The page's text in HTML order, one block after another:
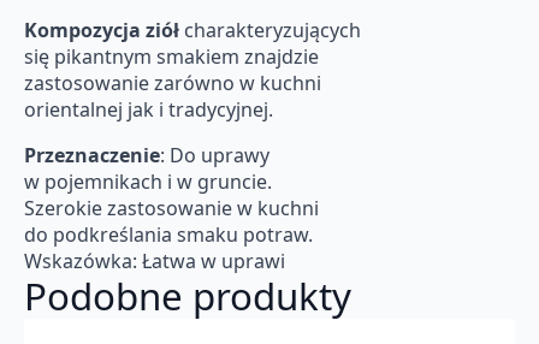
Kompozycja ziół charakteryzujących
się pikantnym smakiem znajdzie
zastosowanie zarówno w kuchni
orientalnej jak i tradycyjnej.
Przeznaczenie: Do uprawy
w pojemnikach i w gruncie.
Szerokie zastosowanie w kuchni
do podkreślania smaku potraw.
Wskazówka: Łatwa w uprawi
Podobne produkty